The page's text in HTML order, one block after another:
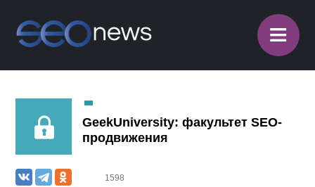
≡
GeekUniversity: факультет SEO-
продвижения
1598